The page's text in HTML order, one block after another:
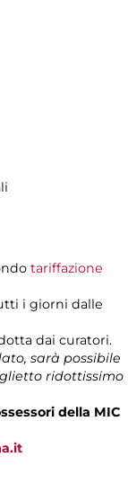
tariffazione
i giorni dalle
dai curatori.
sarà possibile
ridottissimo
della MIC